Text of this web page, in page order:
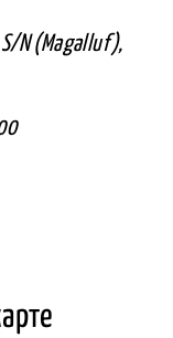
N (Magalluf),